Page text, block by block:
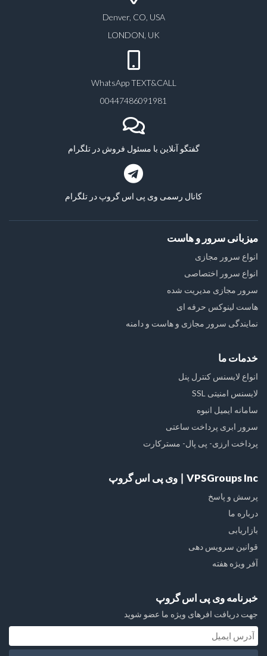
Denver, CO, USA
LONDON, UK
WhatsApp TEXT&CALL
00447486091981
گفتگو آنلاین با مسئول فروش در تلگرام
کانال رسمی وی پی اس گروپ در تلگرام
میزبانی سرور و هاست
انواع سرور مجازی
انواع سرور اختصاصی
سرور مجازی مدیریت شده
هاست لینوکس حرفه ای
نمایندگی سرور مجازی و هاست و دامنه
خدمات ما
انواع لایسنس کنترل پنل
لایسنس امنیتی SSL
سامانه ایمیل انبوه
سرور ابری پرداخت ساعتی
پرداخت ارزی- پی پال- مسترکارت
VPSGroups Inc ∣ وی پی اس گروپ
پرسش و پاسخ
درباره ما
بازاریابی
قوانین سرویس دهی
آفر ویژه هفته
خبرنامه وی پی اس گروپ
جهت دریافت افرهای ویژه ما عضو شوید